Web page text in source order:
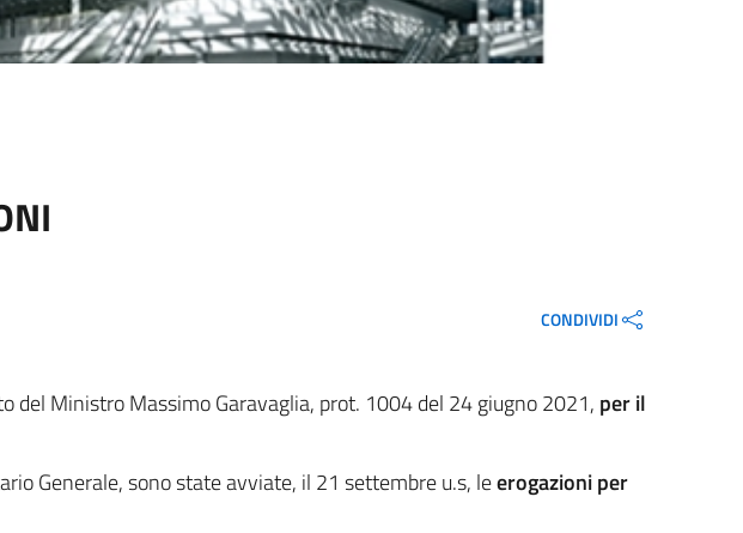
CONDIVIDI
del Ministro Massimo Garavaglia, prot. 1004 del 24 giugno 2021, per il
Generale, sono state avviate, il 21 settembre u.s, leerogazioni per